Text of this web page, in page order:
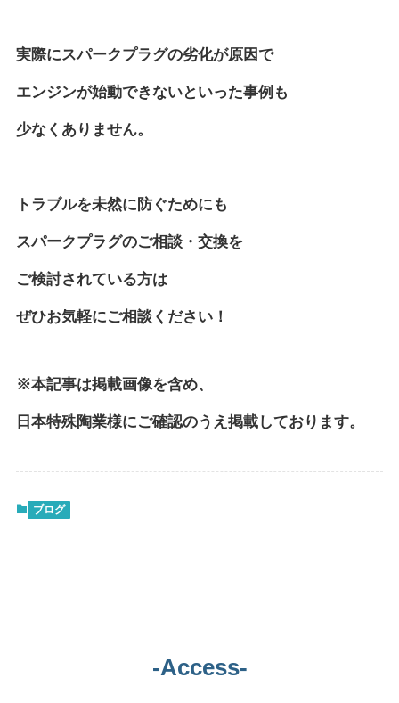
実際にスパークプラグの劣化が原因で
エンジンが始動できないといった事例も
少なくありません。
トラブルを未然に防ぐためにも
スパークプラグのご相談・交換を
ご検討されている方は
ぜひお気軽にご相談ください！
※本記事は掲載画像を含め、
日本特殊陶業様にご確認のうえ掲載しております。
ブログ
-Access-